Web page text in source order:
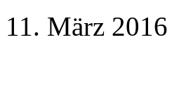
11. März 2016